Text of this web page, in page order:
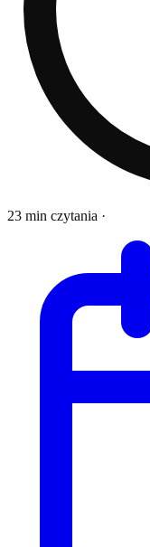
23 min czytania ·